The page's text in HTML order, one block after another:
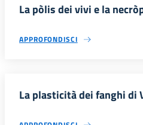
La pòlis dei vivi e la
APPROFONDISCI
La plasticità dei fanghi di